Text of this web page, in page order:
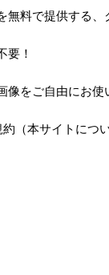
無料で提供する、
要！
をご自由にお使
（本サイトにつ